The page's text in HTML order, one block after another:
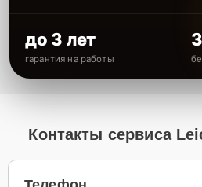
до 3 лет
гарантия на работы
Контакты сервиса